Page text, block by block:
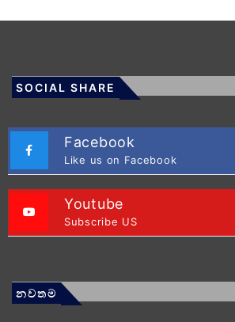
SOCIAL SHARE
Facebook
Like us on Facebook
Youtube
Subscribe US
නවතම